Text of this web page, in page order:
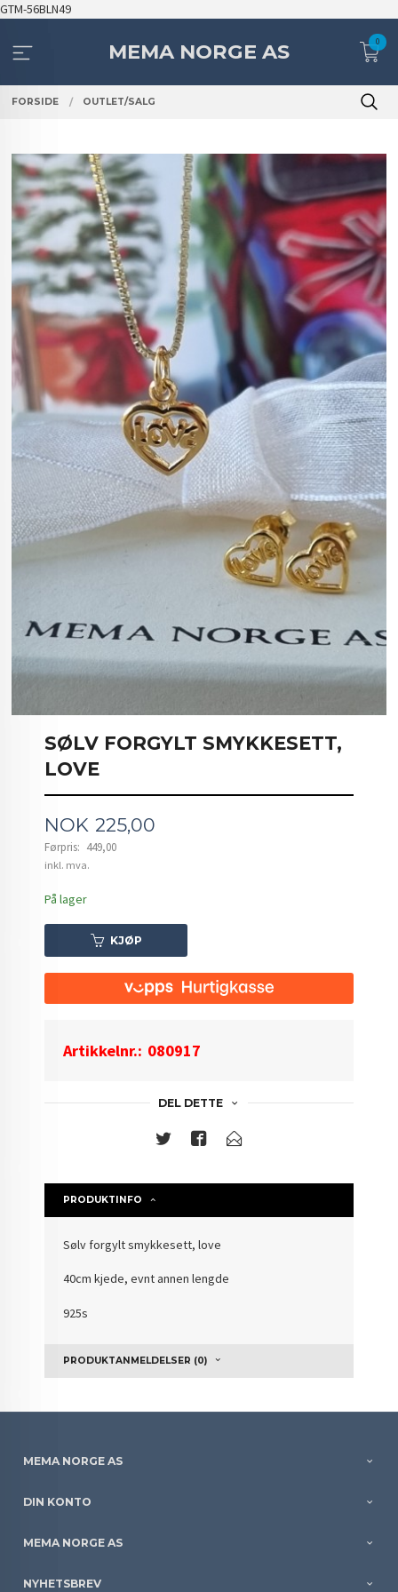
GTM-56BLN49Gå
innholdetMEMA NORGE AS 0
FORSIDE OUTLET/SALG
SØLV FORGYLT SMYKKESETT,
LOVE
Tilbud
NOK 225,00
Førpris: 449,00
Rabatt
inkl. mva.
På lager
KJØP
Artikkelnr.: 080917
DEL DETTE
PRODUKTINFO
Sølv forgylt smykkesett, love
40cm kjede, evnt annen lengde
925s
PRODUKTANMELDELSER (0)
MEMA NORGE AS
DIN KONTO
MEMA NORGE AS
NYHETSBREV